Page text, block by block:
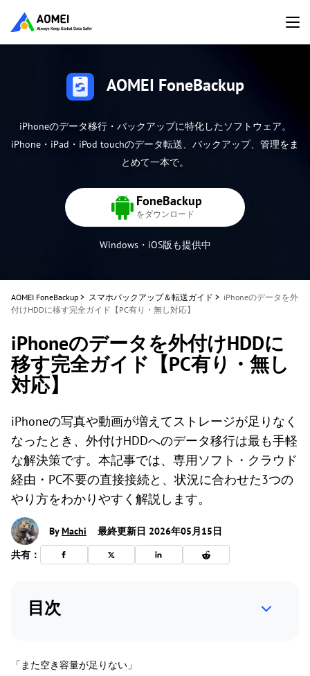
AOMEI FoneBackup
iPhoneのデータ移行・バックアップに特化したソフトウェア。
iPhone・iPad・iPod touchのデータ転送、バックアップ、管理をま
とめて一本で。
FoneBackup
をダウンロード
Windows・iOS版も提供中
AOMEI FoneBackup > スマホバックアップ＆転送ガイド > iPhoneのデータを外
付けHDDに移す完全ガイド【PC有り・無し対応】
iPhoneのデータを外付けHDDに
移す完全ガイド【PC有り・無し
対応】
iPhoneの写真や動画が増えてストレージが足りなく
なったとき、外付けHDDへのデータ移行は最も手軽
な解決策です。本記事では、専用ソフト・クラウド
経由・PC不要の直接接続と、状況に合わせた3つの
やり方をわかりやすく解説します。
ByMachi
最終更新日 2026年05月15日
共有：
目次
「また空き容量が足りない」